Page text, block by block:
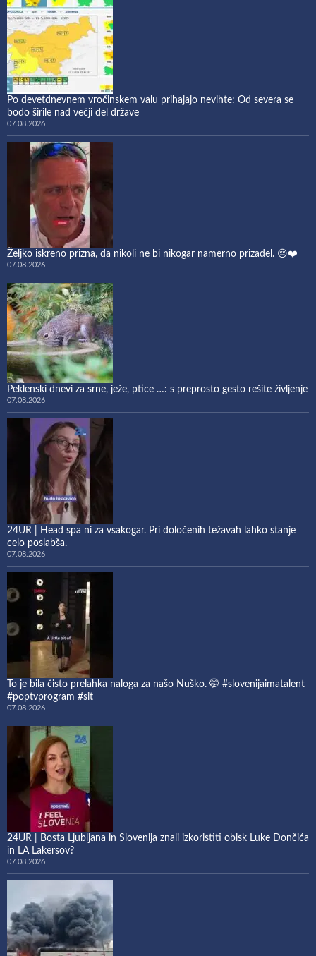
Po devetdnevnem vročinskem valu prihajajo nevihte: Od severa se
bodo širile nad večji del države
07.08.2026
Željko iskreno prizna, da nikoli ne bi nikogar namerno prizadel. 😔❤️
07.08.2026
Peklenski dnevi za srne, ježe, ptice …: s preprosto gesto rešite življenje
07.08.2026
24UR | Head spa ni za vsakogar. Pri določenih težavah lahko stanje
celo poslabša.
07.08.2026
To je bila čisto prelahka naloga za našo Nuško. 🤭 #slovenijaimatalent
#poptvprogram #sit
07.08.2026
24UR | Bosta Ljubljana in Slovenija znali izkoristiti obisk Luke Dončića
in LA Lakersov?
07.08.2026